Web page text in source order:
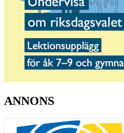
ANNONS